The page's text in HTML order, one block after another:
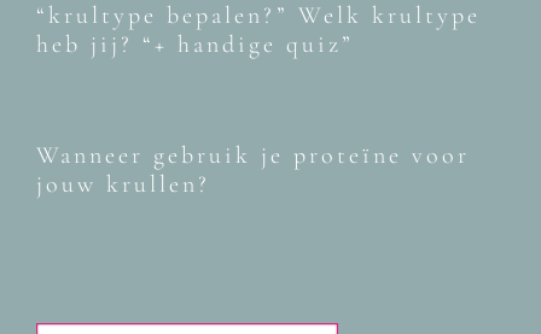
“krultype bepalen?” Welk krultype
heb jij? “+ handige quiz”
Wanneer gebruik je proteïne voor
jouw krullen?